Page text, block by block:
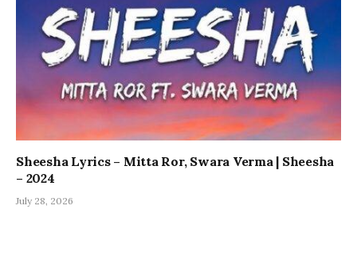
Sheesha Lyrics – Mitta Ror, Swara Verma | Sheesha
– 2024
July 28, 2026